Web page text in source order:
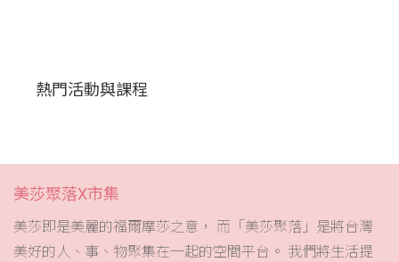
熱門活動與課程
美莎聚落X市集
美莎即是美麗的福爾摩莎之意， 而「美莎聚落」是將台灣
美好的人、事、物聚集在一起的空間平台。 我們將生活提